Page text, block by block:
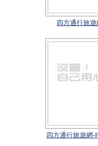
四方通行旅
四方通行旅遊網-